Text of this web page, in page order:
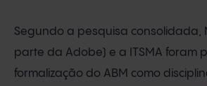
Segundo a pesquisa consolidada,
parte da Adobe) e a ITSMA foram
formalização do ABM como